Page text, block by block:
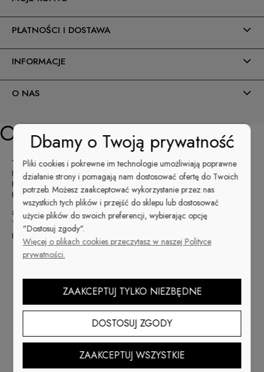
PŁATNOŚCI I DOSTAWA
INFORMACJE
O NAS
Opis
T3 LED opaque petal pink galaretta
Najlepszy żel kamuflaż - szybka stylizacja i piękne paznokcie!
Pojemność 7 g
Konsystencja: galarretta
80% Oszczędności Czasu i Pieniędzy!
T3 LED / UV nowy poziom kontroli żelu. Ultragęsty twardy żel z lepszą
przyczepnością
Kontrola
Szybkość- produkt nie spływa podczas aplikacji, przed
utwardzaniem można nałożyć żel na wszystkie paznokcie
- akryle nie są elastyczne i mogą złamać się pod
wpływem zbyt dużego nacisku – T3 wyprzedza pozostałe marki
niesamowitą elastycznością i mocną przyczepnością
Wszechstronność- możliwość aplikacji przez rzeźbienie albo
Dbamy o Twoją prywatność
Pliki cookies i pokrewne im technologie umożliwiają poprawne
działanie strony i pomagają nam dostosować ofertę do Twoich
potrzeb. Możesz zaakceptować wykorzystanie przez nas
wszystkich tych plików i przejść do sklepu lub dostosować
użycie plików do swoich preferencji, wybierając opcję
"Dostosuj zgody".
Więcej o plikach cookies przeczytasz w naszej Polityce
prywatności.
ZAAKCEPTUJ TYLKO NIEZBĘDNE
DOSTOSUJ ZGODY
ZAAKCEPTUJ WSZYSTKIE